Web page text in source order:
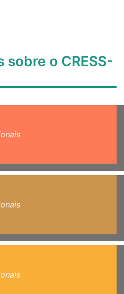
sobre o CRESS-